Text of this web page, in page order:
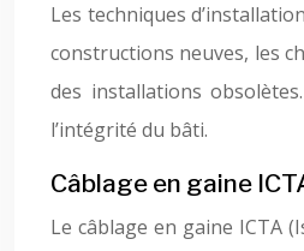
Les techniques
constructions neuves, les
des installations
l’intégrité du bâti.
Câblage en gaine
Le câblage en gaine ICTA